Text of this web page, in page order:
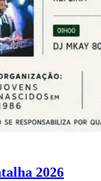
2026